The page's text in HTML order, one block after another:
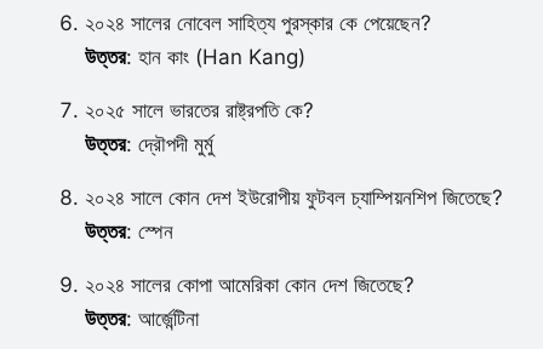
২০২৪ সালের নোবেল সাহিত্য পুরস্কার কে পেয়েছেন?
উত্তর: হান কাং (Han Kang)
২০২৫ সালে ভারতের রাষ্ট্রপতি কে?
উত্তর: দ্রৌপদী মুর্মু
২০২৪ সালে কোন দেশ ইউরোপীয় ফুটবল চ্যাম্পিয়নশিপ জিতেছে?
উত্তর: স্পেন
২০২৪ সালের কোপা আমেরিকা কোন দেশ জিতেছে?
উত্তর: আর্জেন্টিনা